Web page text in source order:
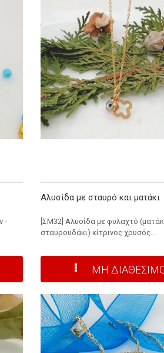
-
Αλυσίδα με σταυρό και ματάκι
[ΣΜ32] Αλυσίδα με φυλαχτό
σταυρουδάκι) κίτρινος χρυσός...
ΜΗ